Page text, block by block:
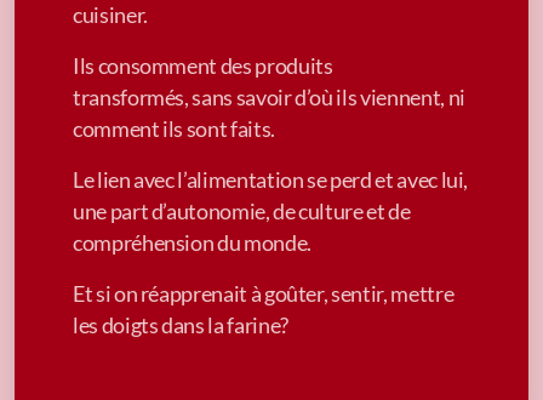
cuisiner.
Ils consomment des produits
transformés, sans savoir d’où ils viennent, ni
comment ils sont faits.
Le lien avec l’alimentation se perd et avec lui,
une part d’autonomie, de culture et de
compréhension du monde.
Et si on réapprenait à goûter, sentir, mettre
les doigts dans la farine?